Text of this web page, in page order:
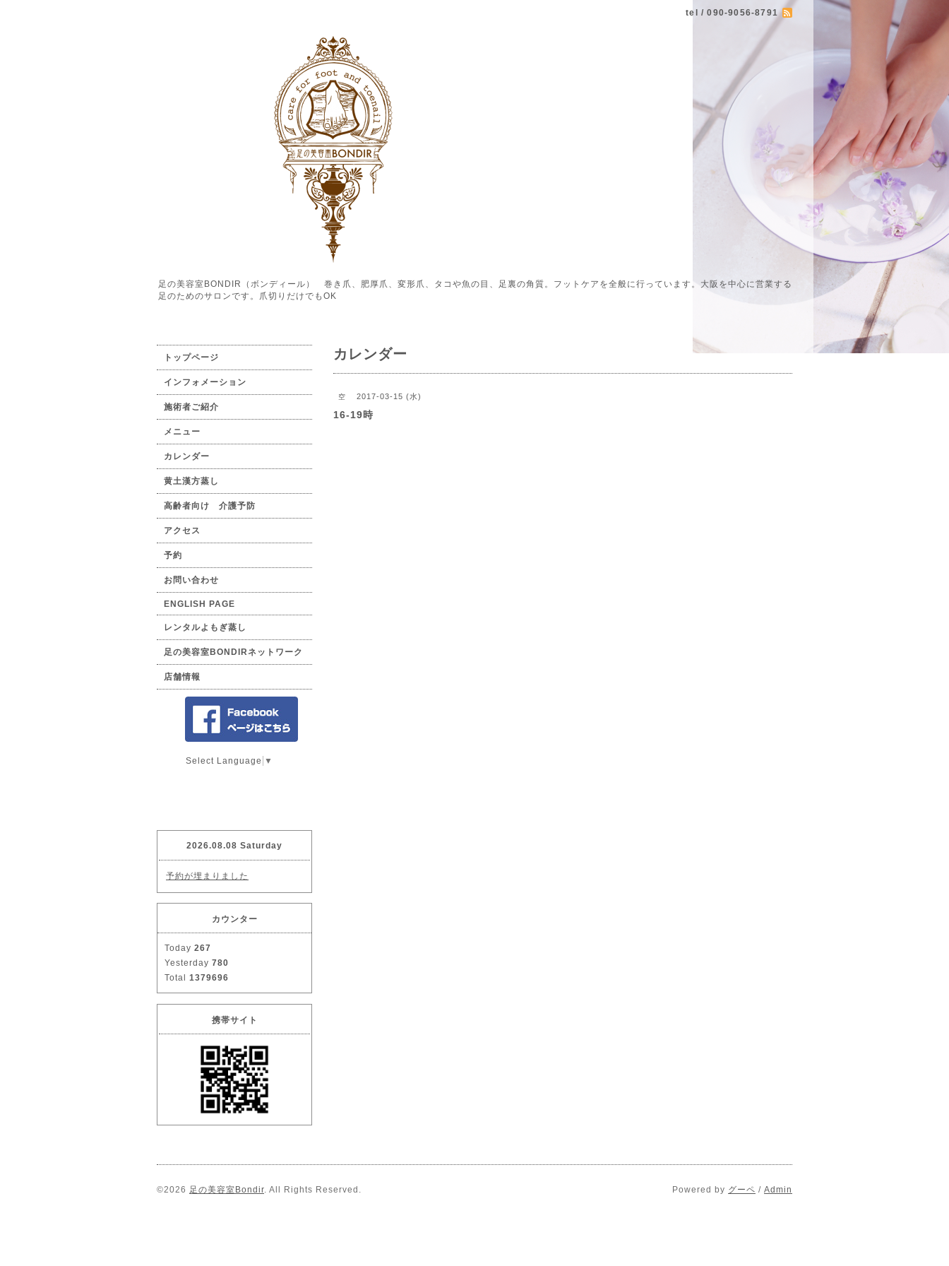
tel / 090-9056-8791
足の美容室BONDIR（ボンディール） 巻き爪、肥厚爪、変形爪、タコや魚の目、足裏の角質。フットケアを全般に行っています。大阪を中心に営業する
足のためのサロンです。爪切りだけでもOK
カレンダー
空 2017-03-15 (水)
16-19時
トップページ
インフォメーション
施術者ご紹介
メニュー
カレンダー
黄土漢方蒸し
高齢者向け 介護予防
アクセス
予約
お問い合わせ
ENGLISH PAGE
レンタルよもぎ蒸し
足の美容室BONDIRネットワーク
店舗情報
Select Language ▼
2026.08.08 Saturday
予約が埋まりました
カウンター
Today 267
Yesterday 780
Total 1379696
携帯サイト
©2026 足の美容室Bondir. All Rights Reserved. Powered by グーペ / Admin